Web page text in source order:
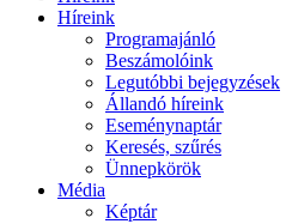
Híreink
Programajánló
Beszámolóink
Legutóbbi bejegyzések
Állandó híreink
Eseménynaptár
Keresés, szűrés
Ünnepkörök
Média
Képtár